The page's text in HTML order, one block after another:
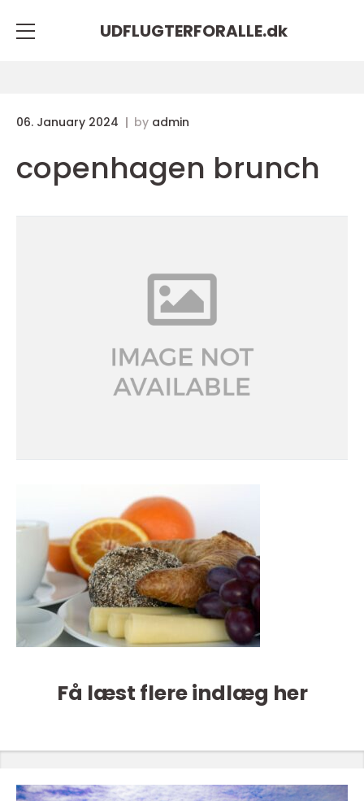
UDFLUGTERFORALLE.dk
06. January 2024 by admin
copenhagen brunch
Få læst flere indlæg her